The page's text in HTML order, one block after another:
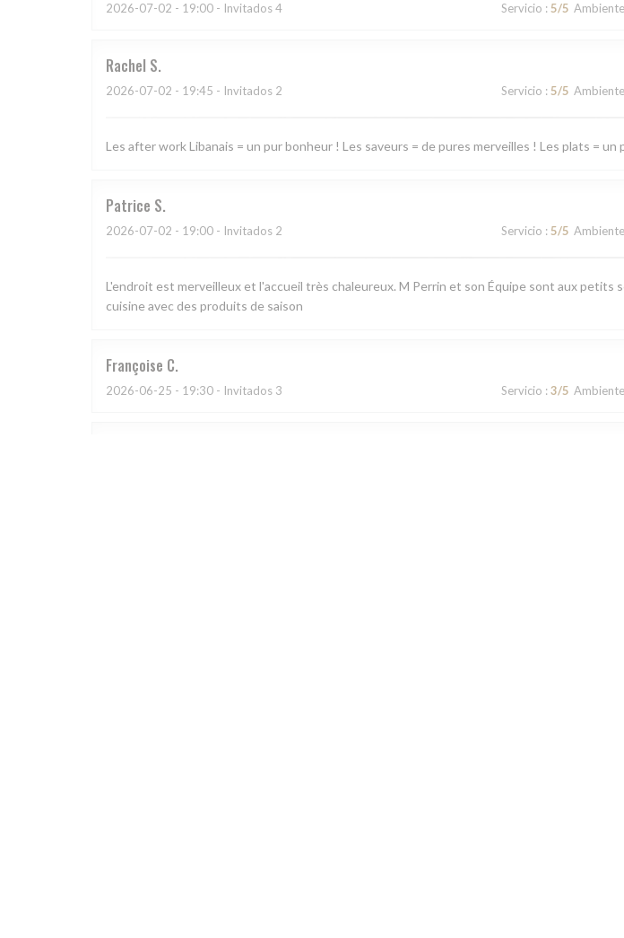
2026-07-02 - 19:00 - Invitados 4 Servicio : 5/5 Ambiente
Rachel S
2026-07-02 - 19:45 - Invitados 2 Servicio : 5/5 Ambiente
Les after work Libanais = un pur bonheur ! Les saveurs = de pures merveilles ! Les plats = un
Patrice S
2026-07-02 - 19:00 - Invitados 2 Servicio : 5/5 Ambiente
L'endroit est merveilleux et l'accueil très chaleureux. M Perrin et son Équipe sont aux petits
cuisine avec des produits de saison
Françoise C
2026-06-25 - 19:30 - Invitados 3 Servicio : 3/5 Ambiente